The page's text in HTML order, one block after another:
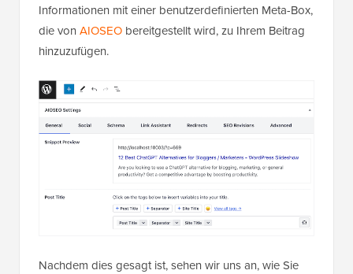
Informationen mit einer benutzerdefinierten Meta-Box,
die von AIOSEO bereitgestellt wird, zu Ihrem Beitrag
hinzuzufügen.
Nachdem dies gesagt ist, sehen wir uns an, wie Sie